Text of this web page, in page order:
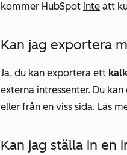
kommer HubSpot inte att
Kan jag exportera
Ja, du kan exportera ett
externa intressenter. Du
eller från en viss sida. Läs
Kan jag ställa in en